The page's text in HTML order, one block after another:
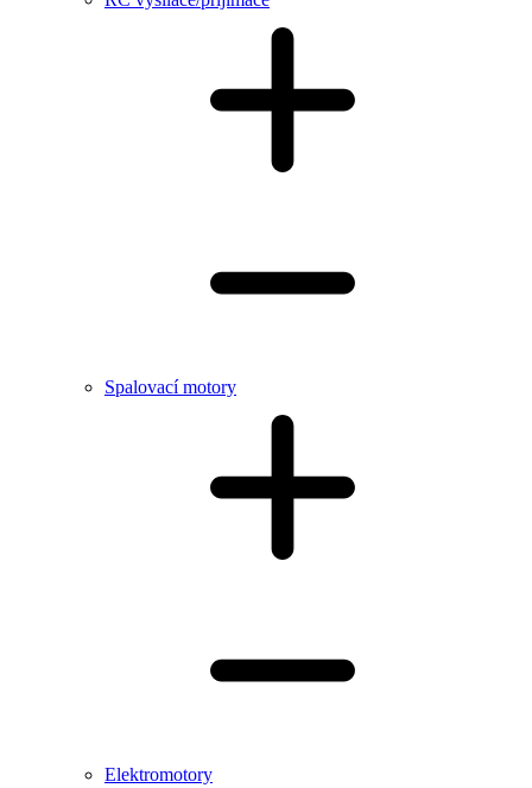
Spalovací motory
Elektromotory